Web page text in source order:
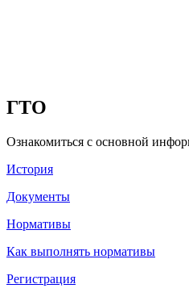
ГТО
Ознакомиться с основной
История
Документы
Нормативы
Как выполнять нормативы
Регистрация